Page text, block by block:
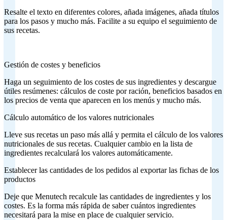
Resalte el texto en diferentes colores, añada imágenes, añada títulos
para los pasos y mucho más. Facilite a su equipo el seguimiento de
sus recetas.
Gestión de costes y beneficios
Haga un seguimiento de los costes de sus ingredientes y descargue
útiles resúmenes: cálculos de coste por ración, beneficios basados en
los precios de venta que aparecen en los menús y mucho más.
Cálculo automático de los valores nutricionales
Lleve sus recetas un paso más allá y permita el cálculo de los valores
nutricionales de sus recetas. Cualquier cambio en la lista de
ingredientes recalculará los valores automáticamente.
Establecer las cantidades de los pedidos al exportar las fichas de los
productos
Deje que Menutech recalcule las cantidades de ingredientes y los
costes. Es la forma más rápida de saber cuántos ingredientes
necesitará para la mise en place de cualquier servicio.